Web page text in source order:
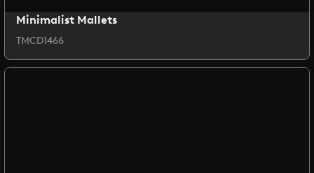
Minimalist Mallets
TMCD1466